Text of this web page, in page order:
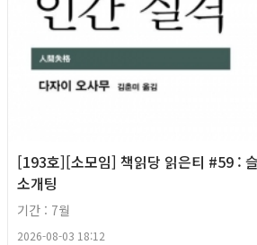
[193호][소모임] 책읽당 읽은티 #59 :
소개팅
기간 : 7월
2026-08-03 18:12